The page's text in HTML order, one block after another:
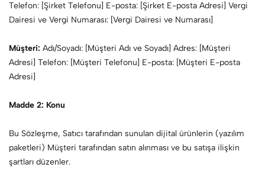
Telefon: [Şirket Telefonu] E-posta: [Şirket E-posta Adresi] Vergi
Dairesi ve Vergi Numarası: [Vergi Dairesi ve Numarası]
Müşteri: Adı/Soyadı: [Müşteri Adı ve Soyadı] Adres: [Müşteri
Adresi] Telefon: [Müşteri Telefonu] E-posta: [Müşteri E-posta
Adresi]
Madde 2: Konu
Bu Sözleşme, Satıcı tarafından sunulan dijital ürünlerin (yazılım
paketleri) Müşteri tarafından satın alınması ve bu satışa ilişkin
şartları düzenler.